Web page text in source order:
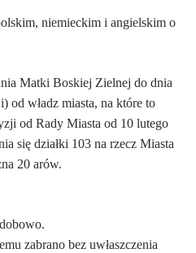
niemieckim i angielskim o
Matki Boskiej Zielnej do dnia
od władz miasta, na które to
od Rady Miasta od 10 lutego
się działki 103 na rzecz Miasta
20 arów.
zabrano bez uwłaszczenia